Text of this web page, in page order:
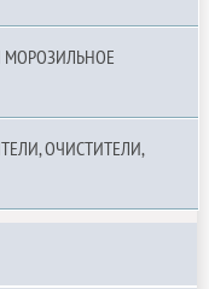
МОРОЗИЛЬНОЕ
ОЧИСТИТЕЛИ,